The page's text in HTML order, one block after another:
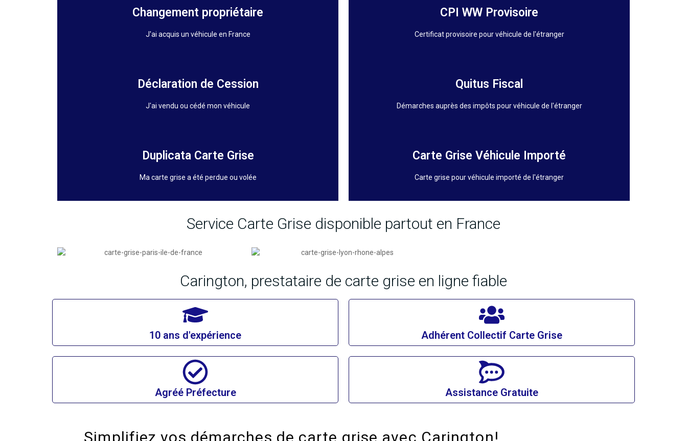
Changement propriétaire
J'ai acquis un véhicule en France
Déclaration de Cession
J'ai vendu ou cédé mon véhicule
Duplicata Carte Grise
Ma carte grise a été perdue ou volée
CPI WW Provisoire
Certificat provisoire pour véhicule de l'étranger
Quitus Fiscal
Démarches auprès des impôts pour véhicule de l'étranger
Carte Grise Véhicule Importé
Carte grise pour véhicule importé de l'étranger
Service Carte Grise disponible partout en France
Carington, prestataire de carte grise en ligne fiable
10 ans d'expérience Adhérent Collectif Carte Grise
Agréé Préfecture Assistance Gratuite
Simplifiez vos démarches de carte grise avec Carington!